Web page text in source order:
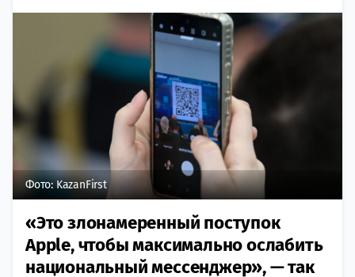
Фото: KazanFirst
«Это злонамеренный поступок
Apple, чтобы максимально ослабить
национальный мессенджер», — так